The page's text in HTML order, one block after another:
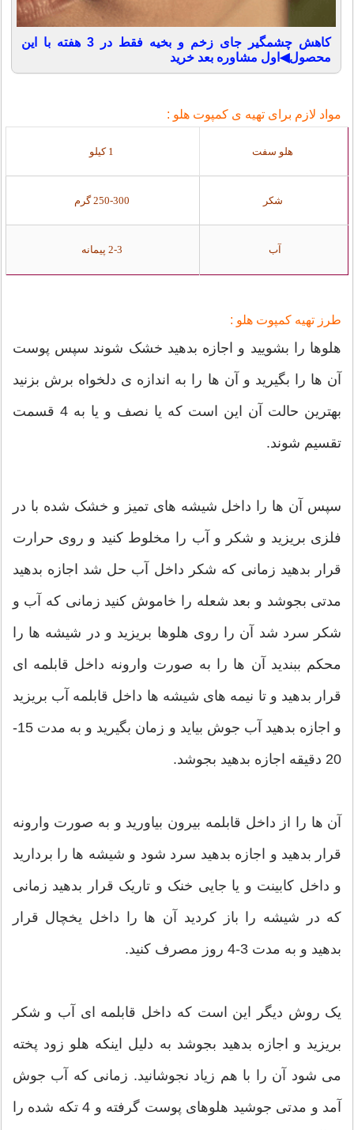
کاهش چشمگیر جای زخم و بخیه فقط در 3 هفته با این
محصول◀اول مشاوره بعد خرید
مواد لازم برای تهیه ی کمپوت هلو :
هلو سفت
شکر
آب
طرز تهیه کمپوت هلو :
هلوها را بشویید و اجازه بدهید خشک شوند سپس پوست
آن ها را بگیرید و آن ها را به اندازه ی دلخواه برش بزنید
بهترین حالت آن این است که یا نصف و یا به 4 قسمت
تقسیم شوند.
سپس آن ها را داخل شیشه های تمیز و خشک شده با در
فلزی بریزید و شکر و آب را مخلوط کنید و روی حرارت
قرار بدهید زمانی که شکر داخل آب حل شد اجازه بدهید
مدتی بجوشد و بعد شعله را خاموش کنید زمانی که آب و
شکر سرد شد آن را روی هلوها بریزید و در شیشه ها را
محکم ببندید آن ها را به صورت وارونه داخل قابلمه ای
قرار بدهید و تا نیمه های شیشه ها داخل قابلمه آب بریزید
و اجازه بدهید آب جوش بیاید و زمان بگیرید و به مدت 15-
20 دقیقه اجازه بدهید بجوشد.
آن ها را از داخل قابلمه بیرون بیاورید و به صورت وارونه
قرار بدهید و اجازه بدهید سرد شود و شیشه ها را بردارید
و داخل کابینت و یا جایی خنک و تاریک قرار بدهید زمانی
که در شیشه را باز کردید آن ها را داخل یخچال قرار
بدهید و به مدت 3-4 روز مصرف کنید.
یک روش دیگر این است که داخل قابلمه ای آب و شکر
بریزید و اجازه بدهید بجوشد به دلیل اینکه هلو زود پخته
می شود آن را با هم زیاد نجوشانید. زمانی که آب جوش
آمد و مدتی جوشید هلوهای پوست گرفته و 4 تکه شده را